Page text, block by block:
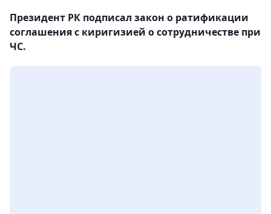
Президент РК подписал закон о ратификации
соглашения с киригизией о сотрудничестве при
ЧС.